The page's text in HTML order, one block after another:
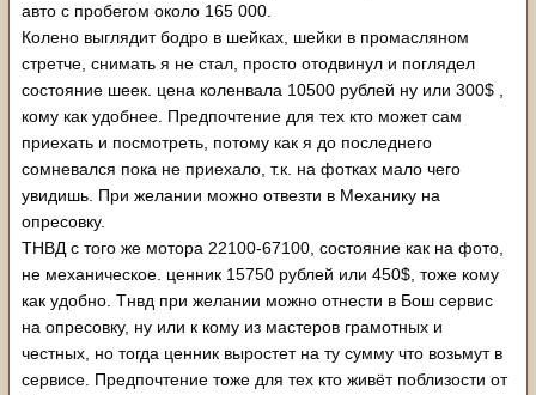
авто с пробегом около 165 000.
Колено выглядит бодро в шейках, шейки в промасляном
стретче, снимать я не стал, просто отодвинул и поглядел
состояние шеек. цена коленвала 10500 рублей ну или 300$ ,
кому как удобнее. Предпочтение для тех кто может сам
приехать и посмотреть, потому как я до последнего
сомневался пока не приехало, т.к. на фотках мало чего
увидишь. При желании можно отвезти в Механику на
опресовку.
ТНВД с того же мотора 22100-67100, состояние как на фото,
не механическое. ценник 15750 рублей или 450$, тоже кому
как удобно. Тнвд при желании можно отнести в Бош сервис
на опресовку, ну или к кому из мастеров грамотных и
честных, но тогда ценник выростет на ту сумму что возьмут в
сервисе. Предпочтение тоже для тех кто живёт поблизости от